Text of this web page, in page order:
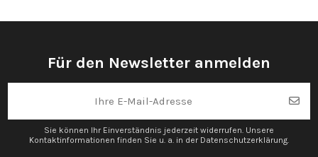
Für den Newsletter anmelden
Sie können Ihr Einverständnis jederzeit widerrufen. Unsere
Kontaktinformationen finden Sie u. a. in der Datenschutzerklärung.